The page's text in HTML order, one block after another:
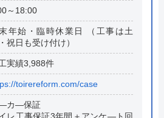
～18:00
年始・臨時休業日 （工事は土
祝日も受け付け）
実績3,988件
toirereform.com/case
―カ―保証
レ工事保証3年間＋アンケ―ト回